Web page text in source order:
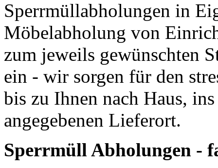
Sperrmüllabholungen in
Möbelabholung von
zum jeweils gewünschten
ein - wir sorgen für den
bis zu Ihnen nach Haus,
angegebenen Lieferort.
Sperrmüll Abholungen -